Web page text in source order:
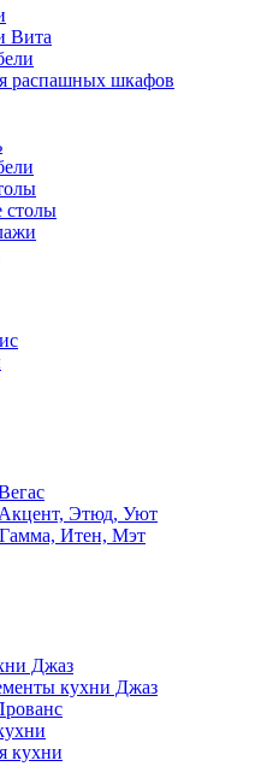
Вита
распашных шкафов
столы
Этюд, Уют
Итен, Мэт
Джаз
кухни Джаз
кухни